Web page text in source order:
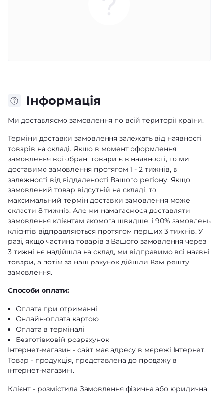
Iнформація
Ми доставляємо замовлення по всій території країни.
Терміни доставки замовлення залежать від наявності
товарів на складі. Якщо в момент оформлення
замовлення всі обрані товари є в наявності, то ми
доставимо замовлення протягом 1 - 2 тижнів, в
залежності від віддаленості Вашого регіону. Якщо
замовлений товар відсутній на складі, то
максимальний термін доставки замовлення може
скласти 8 тижнів. Але ми намагаємося доставляти
замовлення клієнтам якомога швидше, і 90% замовлень
клієнтів відправляються протягом перших 3 тижнів. У
разі, якщо частина товарів з Вашого замовлення через
3 тижні не надійшла на склад, ми відправимо всі наявні
товари, а потім за наш рахунок дійшли Вам решту
замовлення.
Способи оплати:
Оплата при отриманні
Онлайн-оплата картою
Оплата в терміналі
Безготівковій розрахунок
Інтернет-магазин - сайт має адресу в мережі Інтернет.
Товар - продукція, представлена ​​до продажу в
інтернет-магазині.
Клієнт - розмістила Замовлення фізична або юридична